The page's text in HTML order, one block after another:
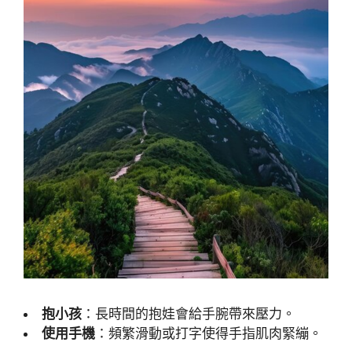
抱小孩 ：長時間的抱娃會給手腕帶來壓力。
使用手機 ：頻繁滑動或打字使得手指肌肉緊繃。